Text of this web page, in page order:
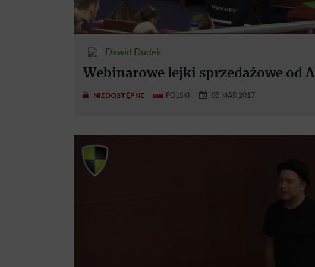
Dawid Dudek
Webinarowe lejki sprzedażowe od
NIEDOSTĘPNE POLSKI 05 MAR 2017